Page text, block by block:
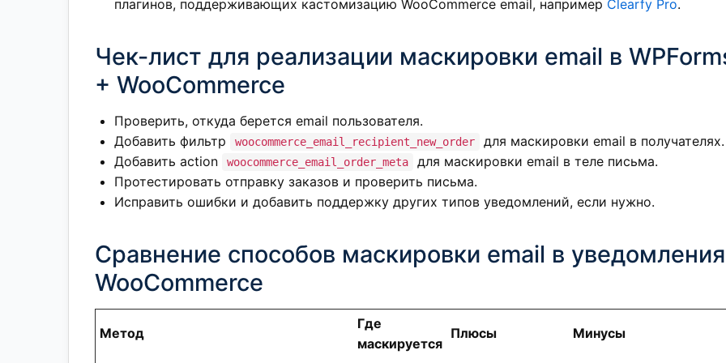
плагинов, поддерживающих кастомизацию WooCommerce email, например Clearfy Pro.
Чек-лист для реализации маскировки email в
+ WooCommerce
Проверить, откуда берется email пользователя.
Добавить фильтр
woocommerce_email_recipient_new_order
для маскировки email в получателях.
Добавить action
woocommerce_email_order_meta
для маскировки email в теле письма.
Протестировать отправку заказов и проверить письма.
Исправить ошибки и добавить поддержку других типов уведомлений, если нужно.
Сравнение способов маскировки email в
WooCommerce
Метод
Где
маскируется
Плюсы Минусы